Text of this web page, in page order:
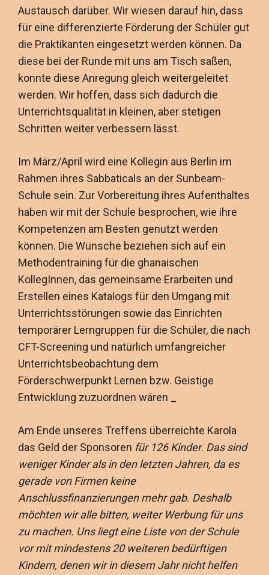
Austausch darüber. Wir wiesen darauf hin, dass
für eine differenzierte Förderung der Schüler gut
die Praktikanten eingesetzt werden können. Da
diese bei der Runde mit uns am Tisch saßen,
konnte diese Anregung gleich weitergeleitet
werden. Wir hoffen, dass sich dadurch die
Unterrichtsqualität in kleinen, aber stetigen
Schritten weiter verbessern lässt.
Im März/April wird eine Kollegin aus Berlin im
Rahmen ihres Sabbaticals an der Sunbeam-
Schule sein. Zur Vorbereitung ihres Aufenthaltes
haben wir mit der Schule besprochen, wie ihre
Kompetenzen am Besten genutzt werden
können. Die Wünsche beziehen sich auf ein
Methodentraining für die ghanaischen
KollegInnen, das gemeinsame Erarbeiten und
Erstellen eines Katalogs für den Umgang mit
Unterrichtsstörungen sowie das Einrichten
temporärer Lerngruppen für die Schüler, die nach
CFT-Screening und natürlich umfangreicher
Unterrichtsbeobachtung dem
Förderschwerpunkt Lernen bzw. Geistige
Entwicklung zuzuordnen wären _
Am Ende unseres Treffens überreichte Karola
das Geld der Sponsoren für 126 Kinder. Das sind
weniger Kinder als in den letzten Jahren, da es
gerade von Firmen keine
Anschlussfinanzierungen mehr gab. Deshalb
möchten wir alle bitten, weiter Werbung für uns
zu machen. Uns liegt eine Liste von der Schule
vor mit mindestens 20 weiteren bedürftigen
Kindern, denen wir in diesem Jahr nicht helfen